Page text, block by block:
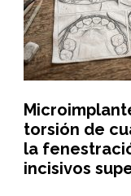
torsión de
la
incisivos